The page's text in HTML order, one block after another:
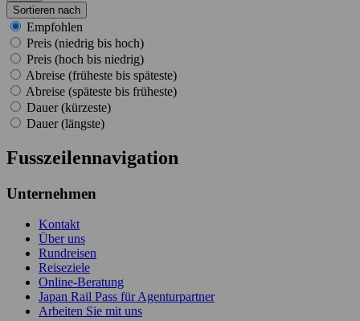
Sortieren nach
Empfohlen
Preis (niedrig bis hoch)
Preis (hoch bis niedrig)
Abreise (früheste bis späteste)
Abreise (späteste bis früheste)
Dauer (kürzeste)
Dauer (längste)
Fusszeilennavigation
Unternehmen
Kontakt
Über uns
Rundreisen
Reiseziele
Online-Beratung
Japan Rail Pass für Agenturpartner
Arbeiten Sie mit uns